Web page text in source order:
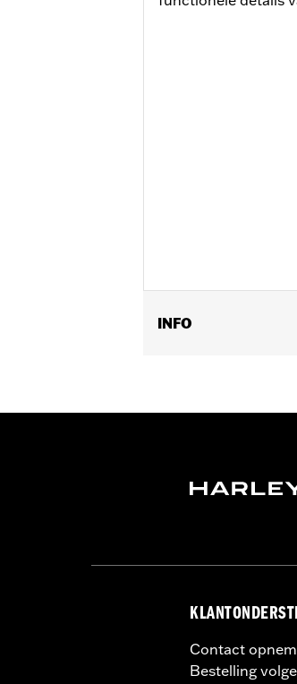
INFO
voorzijde
Contact
Bestelling